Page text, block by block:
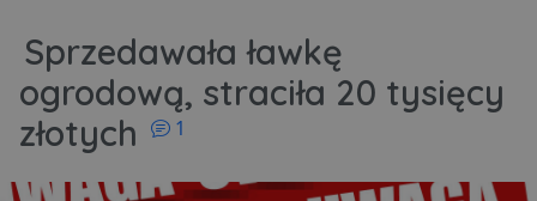
Sprzedawała ławkę
ogrodową, straciła 20 tysięcy
złotych
1
komentarzy